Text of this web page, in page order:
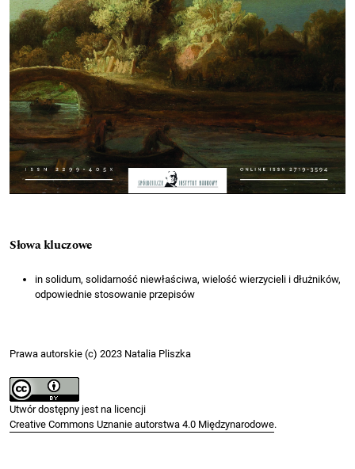
Słowa kluczowe
in solidum, solidarność niewłaściwa, wielość wierzycieli i dłużników,
odpowiednie stosowanie przepisów
Prawa autorskie (c) 2023 Natalia Pliszka
Utwór dostępny jest na licencji
Creative Commons Uznanie autorstwa 4.0 Międzynarodowe.